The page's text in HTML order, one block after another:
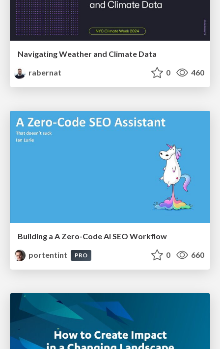
Navigating Weather and Climate Data
rabernat
0 460
Building a A Zero-Code AI SEO Workflow
portentint
PRO 0 660